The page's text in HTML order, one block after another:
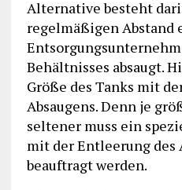
Alternative besteht
regelmäßigen Abstand
Behältnisses absaugt.
Größe des Tanks mit
Absaugens. Denn je
seltener muss ein
mit der Entleerung des
beauftragt werden.